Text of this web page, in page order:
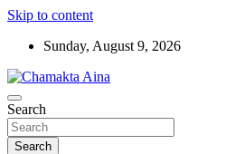
Skip to content
Sunday, August 9, 2026
Chamakta Aina
Hindi News Paper – Jharkhand
Search
Search